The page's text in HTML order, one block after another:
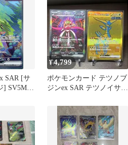
SAR [サ
] SV5M
¥4,799
ポケモンカード テツノブ
ジンex SAR テツノイサハ